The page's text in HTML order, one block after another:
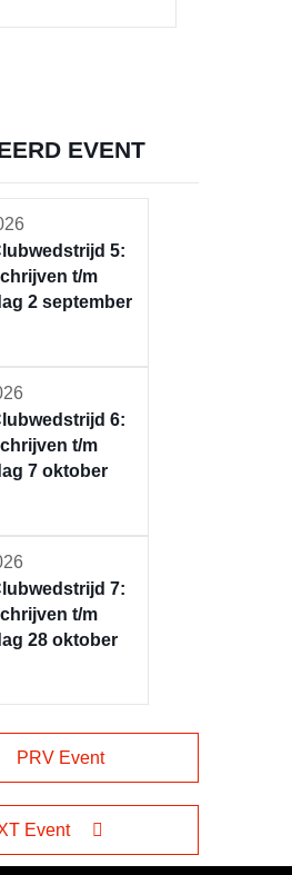
EVENT
5:
t/m
2 september
6:
t/m
7 oktober
7:
t/m
28 oktober
PRV Event
Event